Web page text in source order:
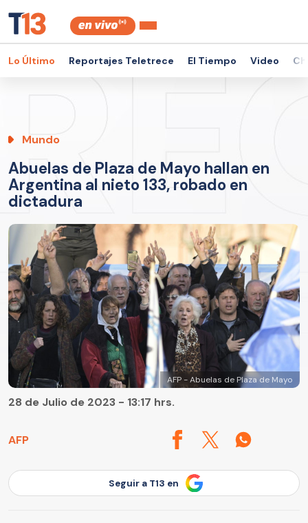
Lo Último Reportajes Teletrece El Tiempo Video
Mundo
Abuelas de Plaza de Mayo hallan en
Argentina al nieto 133, robado en
dictadura
AFP - Abuelas de Plaza de Mayo
AFP
28 de Julio de 2023 - 13:17 hrs.
Seguir a T13 en